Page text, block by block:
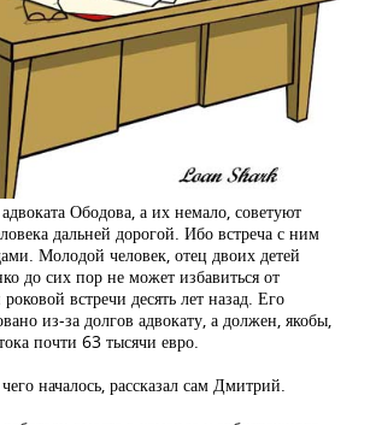
Ободова, а их немало, советуют
дальней дорогой. Ибо встреча с ним
Молодой человек, отец двоих детей
до сих пор не может избавиться от
встречи десять лет назад. Его
из-за долгов адвокату, а должен, якобы,
почти 63 тысячи евро.
началось, рассказал сам Дмитрий.